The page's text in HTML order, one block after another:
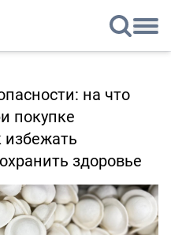
на что
покупке
здоровье